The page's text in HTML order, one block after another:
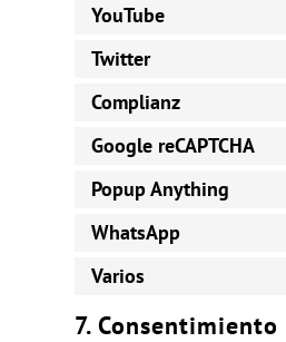
YouTube
Twitter
Complianz
Google reCAPTCHA
Popup Anything
WhatsApp
Varios
7. Consentimiento